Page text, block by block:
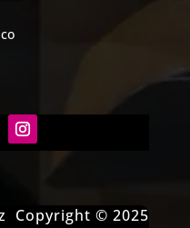
Copyright © 2025